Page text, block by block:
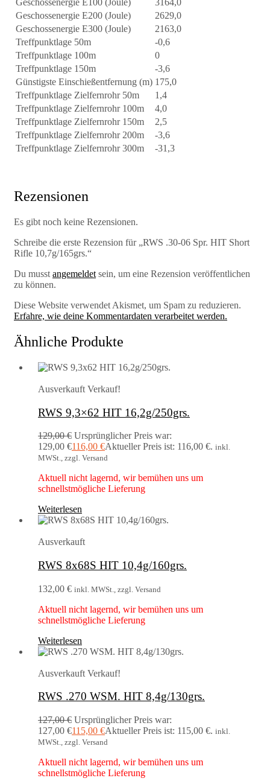
Geschossenergie E100 (Joule)
3164,0
Geschossenergie E200 (Joule)
2629,0
Geschossenergie E300 (Joule)
2163,0
Treffpunktlage 50m
-0,6
Treffpunktlage 100m
0
Treffpunktlage 150m
-3,6
Günstigste Einschießentfernung (m) 175,0
Treffpunktlage Zielfernrohr 50m
1,4
Treffpunktlage Zielfernrohr 100m
4,0
Treffpunktlage Zielfernrohr 150m
2,5
Treffpunktlage Zielfernrohr 200m
-3,6
Treffpunktlage Zielfernrohr 300m
-31,3
Rezensionen
Es gibt noch keine Rezensionen.
Schreibe die erste Rezension für „RWS .30-06 Spr. HIT Short
Rifle 10,7g/165grs.“
Du musst angemeldet sein, um eine Rezension veröffentlichen
zu können.
Diese Website verwendet Akismet, um Spam zu reduzieren.
Erfahre, wie deine Kommentardaten verarbeitet werden.
Ähnliche Produkte
Ausverkauft Verkauf!
RWS 9,3×62 HIT 16,2g/250grs.
129,00€ Ursprünglicher Preis war:
129,00 €116,00 €Aktueller Preis ist: 116,00 €. inkl.
MWSt., zzgl. Versand
Aktuell nicht lagernd, wir bemühen uns um
schnellstmögliche Lieferung
Weiterlesen
Ausverkauft
RWS 8x68S HIT 10,4g/160grs.
132,00 € inkl. MWSt., zzgl. Versand
Aktuell nicht lagernd, wir bemühen uns um
schnellstmögliche Lieferung
Weiterlesen
Ausverkauft Verkauf!
RWS .270 WSM. HIT 8,4g/130grs.
127,00€ Ursprünglicher Preis war:
127,00 €115,00 €Aktueller Preis ist: 115,00 €. inkl.
MWSt., zzgl. Versand
Aktuell nicht lagernd, wir bemühen uns um
schnellstmögliche Lieferung